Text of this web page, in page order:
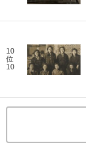
10
位
10